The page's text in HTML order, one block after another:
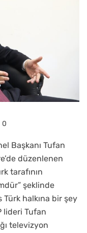
0
Başkanı Tufan
düzenlenen
tarafının
şeklinde
halkına bir şey
lideri Tufan
televizyon